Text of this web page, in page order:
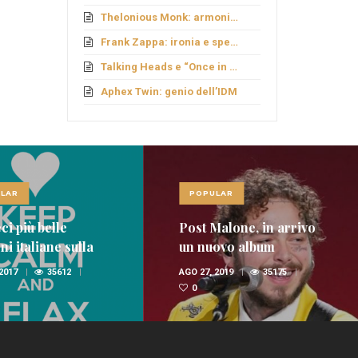
Thelonious Monk: armonie fuori schema
Frank Zappa: ironia e sperimentazione
Talking Heads e “Once in a Lifetime”
Aphex Twin: genio dell’IDM
più belle
italiane sulla
35612
POPULAR
Post Malone, in arrivo
un nuovo album
AGO 27, 2019
35175
0